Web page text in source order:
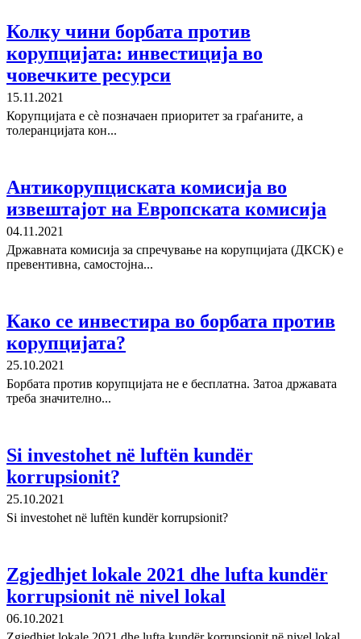
Колку чини борбата против
корупцијата: инвестиција во
човечките ресурси
15.11.2021
Корупцијата е сè позначаен приоритет за граѓаните, а
толеранцијата кон...
Антикорупциската комисија во
извештајот на Европската комисија
04.11.2021
Државната комисија за спречување на корупцијата (ДКСК) e
превентивна, самостојна...
Како се инвестира во борбата против
корупцијата?
25.10.2021
Борбата против корупцијата не е бесплатна. Затоа државата
треба значително...
Si investohet në luftën kundër
korrupsionit?
25.10.2021
Si investohet në luftën kundër korrupsionit?
Zgjedhjet lokale 2021 dhe lufta kundër
korrupsionit në nivel lokal
06.10.2021